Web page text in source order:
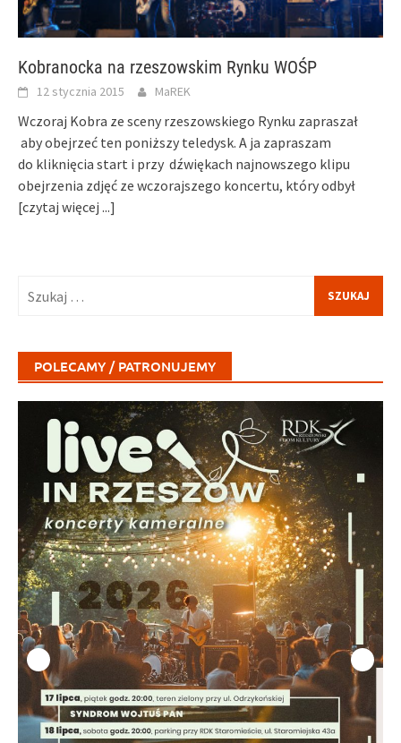
Kobranocka na rzeszowskim Rynku WOŚP
12 stycznia 2015 MaREK
Wczoraj Kobra ze sceny rzeszowskiego Rynku zapraszał
aby obejrzeć ten poniższy teledysk. A ja zapraszam
do kliknięcia start i przy dźwiękach najnowszego klipu
obejrzenia zdjęć ze wczorajszego koncertu, który odbył
[czytaj więcej ...]
POLECAMY / PATRONUJEMY